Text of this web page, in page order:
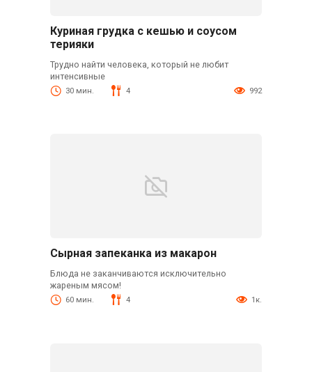
Куриная грудка с кешью и соусом
терияки
Трудно найти человека, который не любит
интенсивные
30 мин. 4 992
Сырная запеканка из макарон
Блюда не заканчиваются исключительно
жареным мясом!
60 мин. 4 1к.